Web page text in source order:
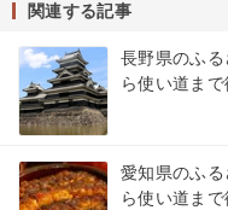
関連する記事
長野県のふ
ら使い道まで
愛知県のふ
ら使い道まで